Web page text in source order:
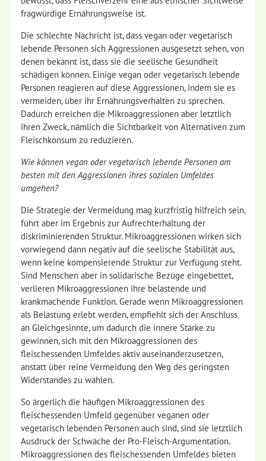
fragwürdige Ernährungsweise ist.
Die schlechte Nachricht ist, dass vegan oder vegetarisch
lebende Personen sich Aggressionen ausgesetzt sehen, von
denen bekannt ist, dass sie die seelische Gesundheit
schädigen können. Einige vegan oder vegetarisch lebende
Personen reagieren auf diese Aggressionen, indem sie es
vermeiden, über ihr Ernährungsverhalten zu sprechen.
Dadurch erreichen die Mikroaggressionen aber letztlich
ihren Zweck, nämlich die Sichtbarkeit von Alternativen zum
Fleischkonsum zu reduzieren.
Wie können vegan oder vegetarisch lebende Personen am
besten mit den Aggressionen ihres sozialen Umfeldes
umgehen?
Die Strategie der Vermeidung mag kurzfristig hilfreich sein,
führt aber im Ergebnis zur Aufrechterhaltung der
diskriminierenden Struktur. Mikroaggressionen wirken sich
vorwiegend dann negativ auf die seelische Stabilität aus,
wenn keine kompensierende Struktur zur Verfügung steht.
Sind Menschen aber in solidarische Bezüge eingebettet,
verlieren Mikroaggressionen ihre belastende und
krankmachende Funktion. Gerade wenn Mikroaggressionen
als Belastung erlebt werden, empfiehlt sich der Anschluss
an Gleichgesinnte, um dadurch die innere Stärke zu
gewinnen, sich mit den Mikroaggressionen des
fleischessenden Umfeldes aktiv auseinanderzusetzen,
anstatt über reine Vermeidung den Weg des geringsten
Widerstandes zu wählen.
So ärgerlich die häufigen Mikroaggressionen des
fleischessenden Umfeld gegenüber veganen oder
vegetarisch lebenden Personen auch sind, sind sie letztlich
Ausdruck der Schwäche der Pro-Fleisch-Argumentation.
Mikroaggressionen des fleischessenden Umfeldes bieten